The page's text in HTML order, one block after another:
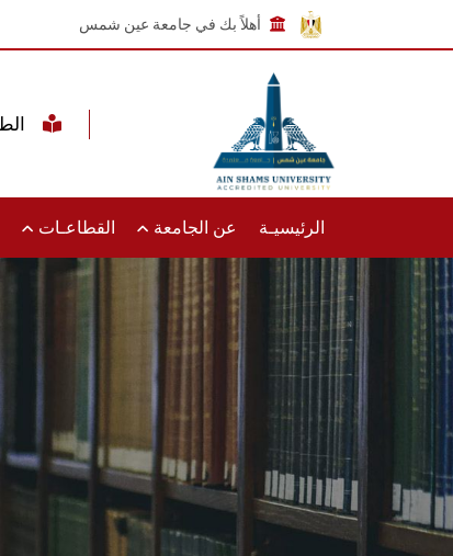
أهلاً بك في جامعة عين شمس
الرئيسيـة عن الجامعة القطاعـات